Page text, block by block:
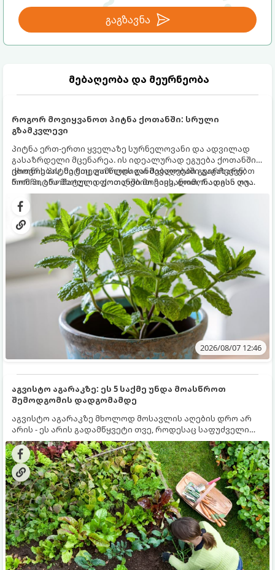
გაგზავნა
მებაღეობა და მეურნეობა
როგორ მოვიყვანოთ პიტნა ქოთანში: სრული
გზამკვლევი
პიტნა ერთ-ერთი ყველაზე სურნელოვანი და ადვილად
გასაზრდელი მცენარეა. ის იდეალურად ეგუება ქოთანში
ცხოვრებას, მეტიც, გამოცდილი მებაღეები გვირჩევენ,
რომ პიტნა მხოლოდ ქოთანში მოვიყვანოთ, რადგან ღია
გრუნტში (ბაღში) დარგვისას ის ფესვებით ძალიან
სწრაფად ვრცელდება და სხვა მცენარეებს ავიწროებს.
ქოთნის პიტნა მთელი წლის განმავლობაში გაგახარებთ
ნორჩი, არომატული ფოთლებით ჩაის, ლიმონათისა თუ
კერძებისთვის.
2026/08/07 12:46
აგვისტო აგარაკზე: ეს 5 საქმე უნდა მოასწროთ
შემოდგომის დადგომამდე
აგვისტო აგარაკზე მხოლოდ მოსავლის აღების დრო არ
არის - ეს არის გადამწყვეტი თვე, როდესაც საფუძველი
ეყრება მომავალი წლის მოსავალს და ბაღი მზადდება
შემოდგომა-ზამთრის სეზონისთვის. იმისათვის, რომ
ნიადაგმა ენერგია აღიდგინოს, ხოლო მცენარეებმა
ზამთარს გაუძლონ, აგვისტოს ბოლომდე 5
მნიშვნელოვანი საქმის გაკეთება უნდა მოასწროთ: